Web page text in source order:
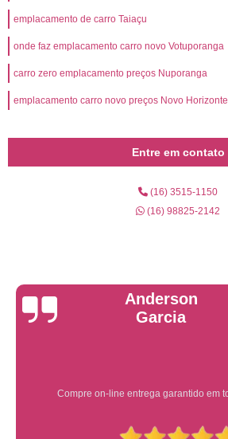
emplacamento de carro Taiaçu
onde faz emplacamento carro novo Votuporanga
carro zero emplacamento preços Nuporanga
emplacamento carro novo preços Novo Horizonte
Entre em contato
(16) 3515-1150
(16) 98825-2142
Yuri Martins
Ótimo atendimento